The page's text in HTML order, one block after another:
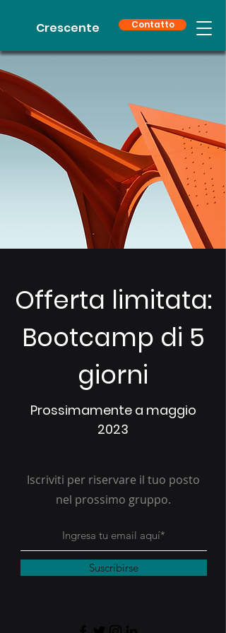
Crescente Contatto
Offerta limitata:
Bootcamp di 5
giorni
Prossimamente a maggio
2023
Iscriviti per riservare il tuo posto
nel prossimo gruppo.
Suscribirse